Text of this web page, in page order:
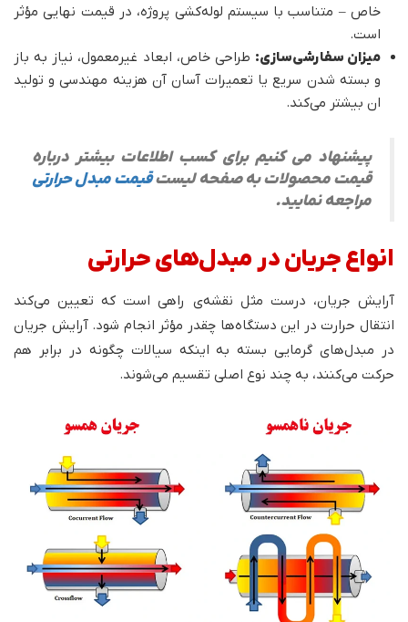
خاص – متناسب با سیستم لوله‌کشی پروژه، در قیمت نهایی مؤثر
است.
میزان سفارشی‌سازی: طراحی خاص، ابعاد غیرمعمول، نیاز به باز
و بسته شدن سریع یا تعمیرات آسان آن هزینه مهندسی و تولید
ان بیشتر می‌کند.
پیشنهاد می کنیم برای کسب اطلاعات بیشتر درباره
قیمت محصولات به صفحه لیستقیمت مبدل حرارتی
مراجعه نمایید.
انواع جریان در مبدل‌های حرارتی
آرایش جریان، درست مثل نقشه‌ی راهی است که تعیین می‌کند
انتقال حرارت در این دستگاه‌ها چقدر مؤثر انجام شود. آرایش جریان
در مبدل‌های گرمایی بسته به اینکه سیالات چگونه در برابر هم
حرکت می‌کنند، به چند نوع اصلی تقسیم می‌شوند.